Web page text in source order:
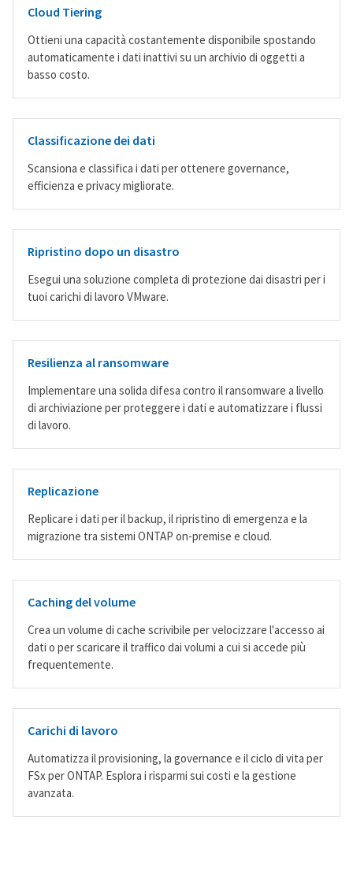
Cloud Tiering
Ottieni una capacità costantemente disponibile spostando
automaticamente i dati inattivi su un archivio di oggetti a
basso costo.
Classificazione dei dati
Scansiona e classifica i dati per ottenere governance,
efficienza e privacy migliorate.
Ripristino dopo un disastro
Esegui una soluzione completa di protezione dai disastri per i
tuoi carichi di lavoro VMware.
Resilienza al ransomware
Implementare una solida difesa contro il ransomware a livello
di archiviazione per proteggere i dati e automatizzare i flussi
di lavoro.
Replicazione
Replicare i dati per il backup, il ripristino di emergenza e la
migrazione tra sistemi ONTAP on-premise e cloud.
Caching del volume
Crea un volume di cache scrivibile per velocizzare l'accesso ai
dati o per scaricare il traffico dai volumi a cui si accede più
frequentemente.
Carichi di lavoro
Automatizza il provisioning, la governance e il ciclo di vita per
FSx per ONTAP. Esplora i risparmi sui costi e la gestione
avanzata.